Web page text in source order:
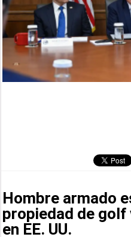
Hombre armado
propiedad de golf
en EE. UU.